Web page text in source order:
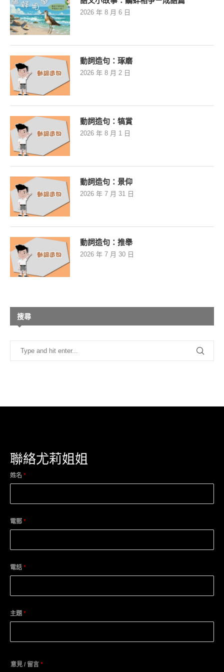
2026 年 8 月 6 日
動詞造句：琢磨
2026 年 8 月 2 日
動詞造句：犒賞
2026 年 8 月 1 日
動詞造句：景仰
2026 年 7 月 31 日
動詞造句：推舉
2026 年 7 月 30 日
搜尋
聯絡尤莉姐姐
姓名 *
電郵 *
電話 *
主題 *
意見 / 留言 *